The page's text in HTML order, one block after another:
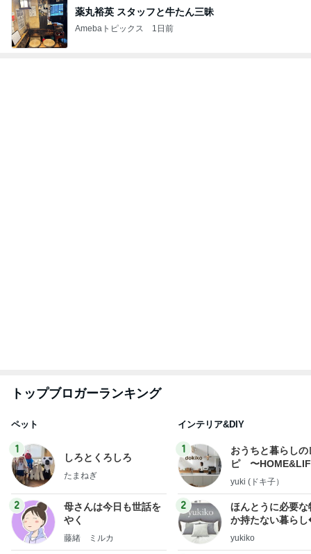
薬丸裕英 スタッフと牛たん三昧
Amebaトピックス 1日前
トップブロガーランキング
ペット
1
しろとくろしろ
たまねぎ
2
母さんは今日も世話を
やく
藤緒 ミルカ
インテリア&DIY
1
おうちと暮らしの
ピ 〜
yuki (ドキ子）
2
ほんとうに必要な
か持たない暮ら
ep Life Simple◆
yukiko